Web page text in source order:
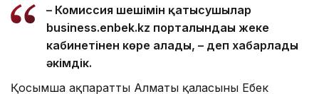
– Комиссия шешімін қатысушылар
business.enbek.kz порталындағы жеке
кабинетінен көре алады, – деп хабарлады
әкімдік.
Қосымша ақпаратты Алматы қаласының Еңбек